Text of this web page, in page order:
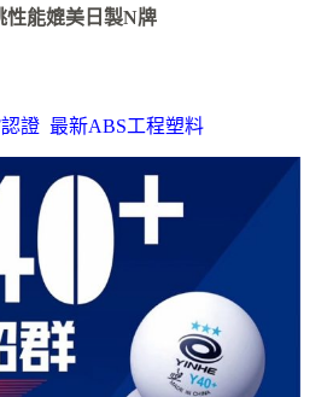
性能媲美日製N牌
證 最新ABS工程塑料